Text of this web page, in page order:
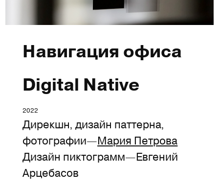
Навигация офиса
Digital Native
2022
Дирекшн, дизайн паттерна,
фотографии—Мария Петрова
Дизайн пиктограмм—Евгений
Арцебасов